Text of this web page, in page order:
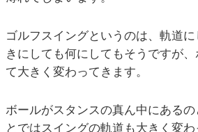
ゴルフスイングというのは、軌道
きにしても何にしてもそうですが
て大きく変わってきます。
ボールがスタンスの真ん中にある
とではスイングの軌道も大きく変わ